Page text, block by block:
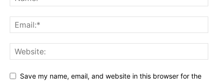
Save my name, email, and website in this browser for the